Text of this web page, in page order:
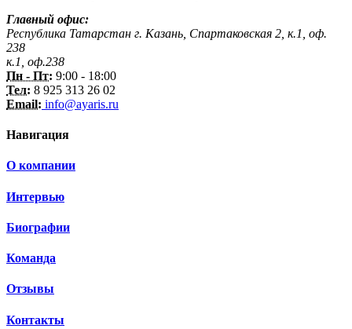
Главный офис:
Республика Татарстан г. Казань, Спартаковская 2, к.1, оф.
238
к.1, оф.238
Пн - Пт: 9:00 - 18:00
Тел: 8 925 313 26 02
Email: info@ayaris.ru
Навигация
О компании
Интервью
Биографии
Команда
Отзывы
Контакты